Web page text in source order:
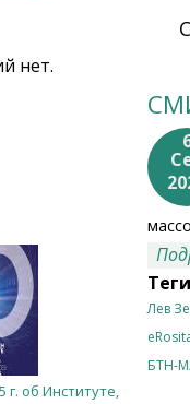
Лев
БТН-
нет.
об Институте,